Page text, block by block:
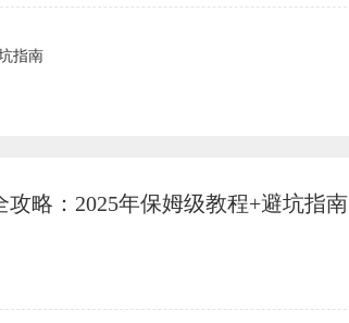
指南
攻略：2025年保姆级教程+避坑指南